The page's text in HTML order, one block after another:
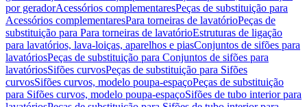
por geradorAcessórios complementaresPeças de substituição para
Acessórios complementaresPara torneiras de lavatórioPeças de
substituição para Para torneiras de lavatórioEstruturas de ligação
para lavatórios, lava-loiças, aparelhos e piasConjuntos de sifões para
lavatóriosPeças de substituição para Conjuntos de sifões para
lavatóriosSifões curvosPeças de substituição para Sifões
curvosSifões curvos, modelo poupa-espaçoPeças de substituição
para Sifões curvos, modelo poupa-espaçoSifões de tubo interior para